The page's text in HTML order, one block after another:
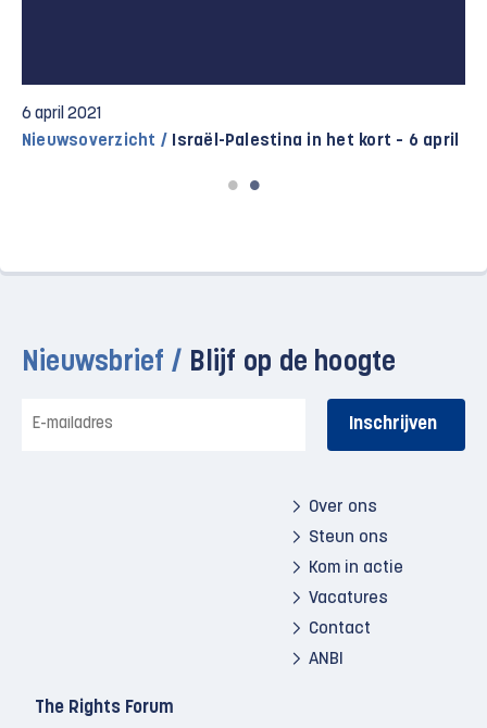
20 april 2021
Nieuwsoverzicht / Israël-Palestina in het kort – 19 april
Nieuwsbrief / Blijf op de hoogte
mailadres
Over ons
Steun ons
Kom in actie
Vacatures
Contact
ANBI
The Rights Forum